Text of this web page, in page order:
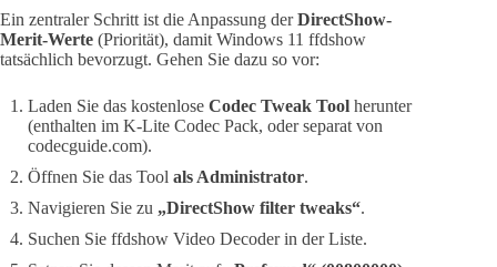
Ein zentraler Schritt ist die Anpassung derDirectShow-
Merit-Werte (Priorität), damit Windows 11 ffdshow
tatsächlich bevorzugt. Gehen Sie dazu so vor:
Laden Sie das kostenlose Codec Tweak Tool herunter
(enthalten im K-Lite Codec Pack, oder separat von
codecguide.com).
Öffnen Sie das Tool als Administrator.
Navigieren Sie zu „DirectShow filter tweaks“.
Suchen Sie ffdshow Video Decoder in der Liste.